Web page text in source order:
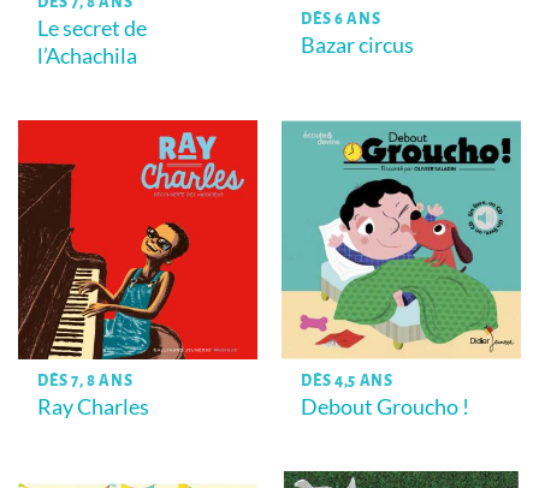
Le secret de
l’Achachila
DÈS 6 ANS
Bazar circus
DÈS 7, 8 ANS
Ray Charles
DÈS 4,5 ANS
Debout Groucho !